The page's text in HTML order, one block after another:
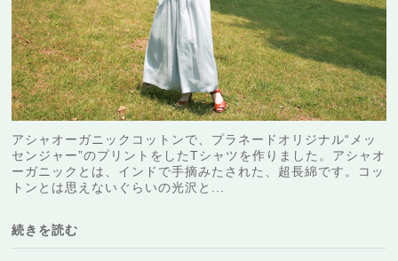
アシャオーガニックコットンで、プラネードオリジナル“メッ
センジャー”のプリントをしたTシャツを作りました。アシャオ
ーガニックとは、インドで手摘みたされた、超長綿です。コッ
トンとは思えないぐらいの光沢と...
続きを読む